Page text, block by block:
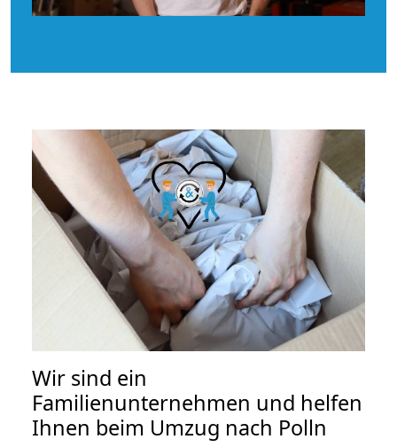
Wir sind ein
Familienunternehmen und helfen
Ihnen beim Umzug nach Polln